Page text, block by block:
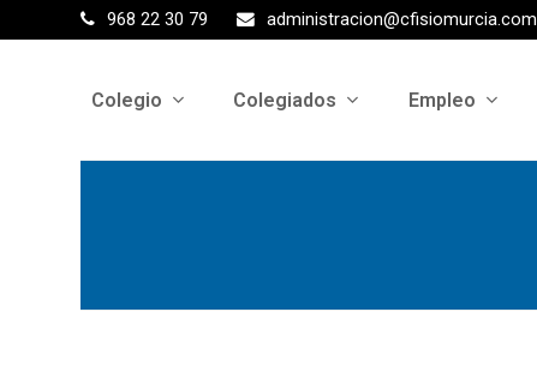
968 22 30 79 administracion@cfisiomurcia.com
Colegio Colegiados Empleo